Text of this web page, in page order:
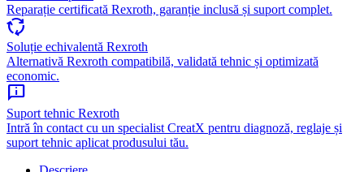
Reparație certificată Rexroth, garanție inclusă și suport complet.
cycle
Soluție echivalentă Rexroth
Alternativă Rexroth compatibilă, validată tehnic și optimizată
economic.
chat_info
Suport tehnic Rexroth
Intră în contact cu un specialist CreatX pentru diagnoză, reglaje și
suport tehnic aplicat produsului tău.